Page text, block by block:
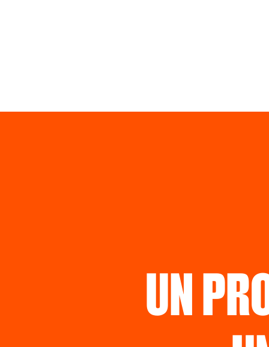
UN